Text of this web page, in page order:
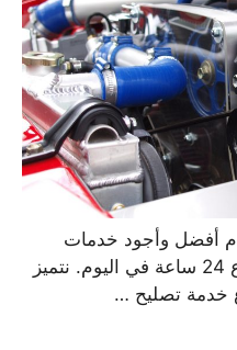
أفضل وأجود خدمات
طرق متنقلة، على مدار الأسبوع 24 ساعة في اليوم. نتميز
خدمة تصليح …